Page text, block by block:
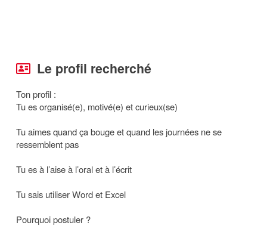
Le profil recherché
Ton profil :
Tu es organisé(e), motivé(e) et curieux(se)
Tu aimes quand ça bouge et quand les journées ne se
ressemblent pas
Tu es à l’aise à l’oral et à l’écrit
Tu sais utiliser Word et Excel
Pourquoi postuler ?